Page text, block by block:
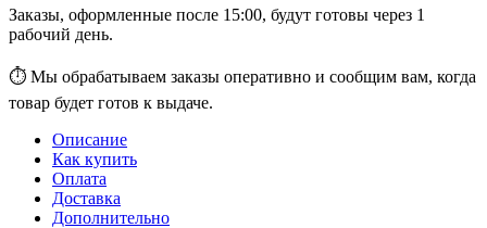
Заказы, оформленные после 15:00, будут готовы через 1
рабочий день.
⏱ Мы обрабатываем заказы оперативно и сообщим вам, когда
товар будет готов к выдаче.
Описание
Как купить
Оплата
Доставка
Дополнительно